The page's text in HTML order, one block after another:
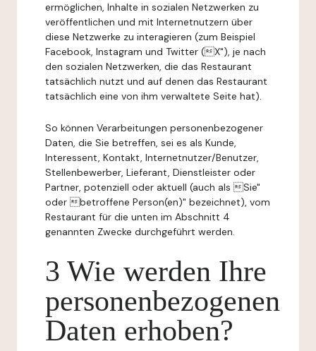
ermöglichen, Inhalte in sozialen Netzwerken zu
veröffentlichen und mit Internetnutzern über
diese Netzwerke zu interagieren (zum Beispiel
Facebook, Instagram und Twitter (X"), je nach
den sozialen Netzwerken, die das Restaurant
tatsächlich nutzt und auf denen das Restaurant
tatsächlich eine von ihm verwaltete Seite hat).
So können Verarbeitungen personenbezogener
Daten, die Sie betreffen, sei es als Kunde,
Interessent, Kontakt, Internetnutzer/Benutzer,
Stellenbewerber, Lieferant, Dienstleister oder
Partner, potenziell oder aktuell (auch als Sie"
oder betroffene Person(en)" bezeichnet), vom
Restaurant für die unten im Abschnitt 4
genannten Zwecke durchgeführt werden.
3 Wie werden Ihre
personenbezogenen
Daten erhoben?